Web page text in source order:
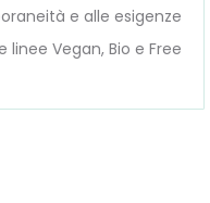
e alle esigenze
Vegan, Bio e Free